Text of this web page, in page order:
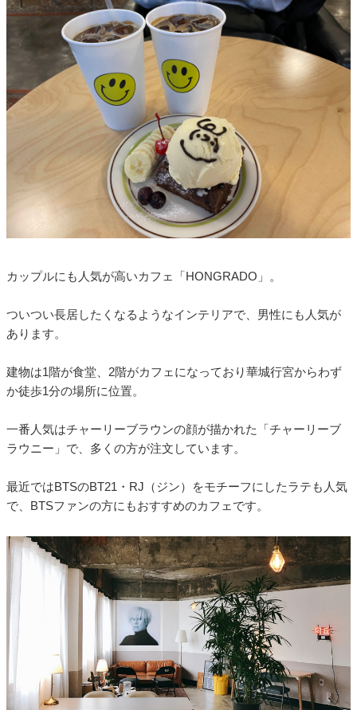
カップルにも人気が高いカフェ「HONGRADO」。
ついつい長居したくなるようなインテリアで、男性にも人気が
あります。
建物は1階が食堂、2階がカフェになっており華城行宮からわず
か徒歩1分の場所に位置。
一番人気はチャーリーブラウンの顔が描かれた「チャーリーブ
ラウニー」で、多くの方が注文しています。
最近ではBTSのBT21・RJ（ジン）をモチーフにしたラテも人気
で、BTSファンの方にもおすすめのカフェです。